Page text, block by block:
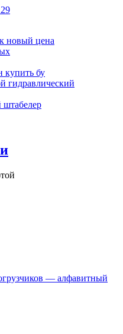
новый цена
купить бу
гидравлический
штабелер
— алфавитный